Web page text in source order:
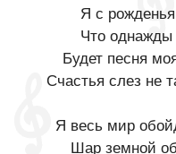
Я с
Что однажды
Будет песня
Счастья слез не
Я весь мир
Шар земной